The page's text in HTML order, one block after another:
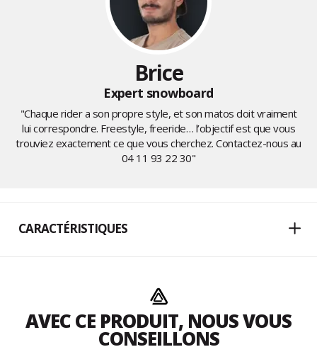
Brice
Expert snowboard
"Chaque rider a son propre style, et son matos doit vraiment
lui correspondre. Freestyle, freeride… l’objectif est que vous
trouviez exactement ce que vous cherchez. Contactez-nous au
04 11 93 22 30"
CARACTÉRISTIQUES
AVEC CE PRODUIT, NOUS VOUS
CONSEILLONS